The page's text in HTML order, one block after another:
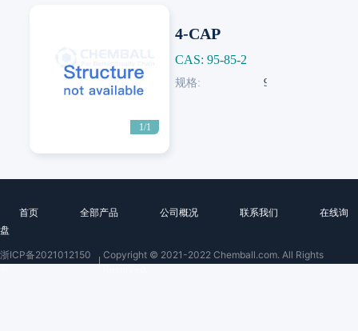
1/1
4-CAP
CAS: 95-85-2
规格:
首页 全部产品 公司概况 联系我们
在线询
盘
浙ICP备2021012150
Copyright © 2021-2022 Chemball.com. All Rights